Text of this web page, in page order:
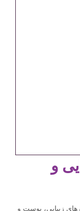
و
زیبایی، پوست و